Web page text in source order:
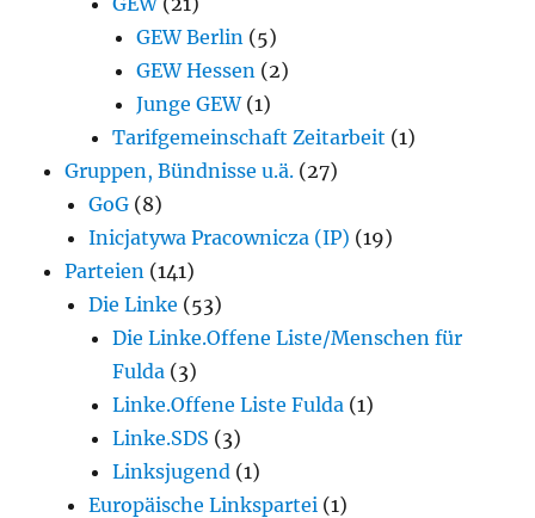
GEW Berlin (5)
GEW Hessen (2)
Junge GEW(1)
Tarifgemeinschaft Zeitarbeit (1)
Gruppen, Bündnisse u.ä. (27)
GoG (8)
Inicjatywa Pracownicza (IP) (19)
Parteien (141)
Die Linke (53)
Die Linke.Offene Liste/Menschen für
Fulda (3)
Linke.Offene Liste Fulda (1)
Linke.SDS (3)
Linksjugend (1)
Europäische Linkspartei (1)